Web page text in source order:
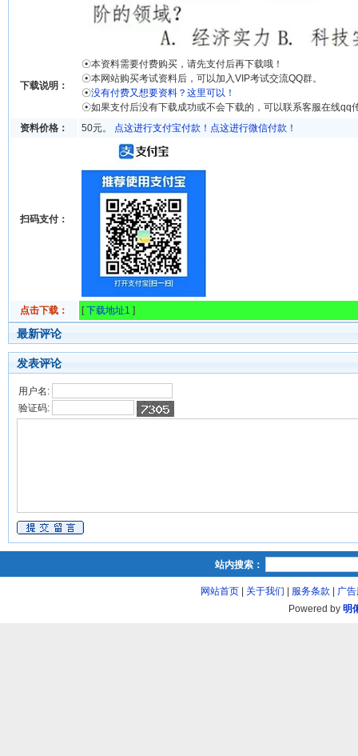
下载说明：
☉本资料需要付费购买，请先支付后再下载哦！
☉本网站购买考试资料后，可以加入VIP考试交流QQ群。
☉没有付费又想要资料？这里可以！
☉如果支付后没有下载成功或不会下载的，可以联系客服在线qq
资料价格：
50元。 点这进行支付宝付款！ 点这进行微信付款！
扫码支付：
点击下载： [下载地址1 ]
最新评论
发表评论
用户名:
验证码:
站内搜索：
网站首页| 关于我们 服务条款
广
Powered by 明